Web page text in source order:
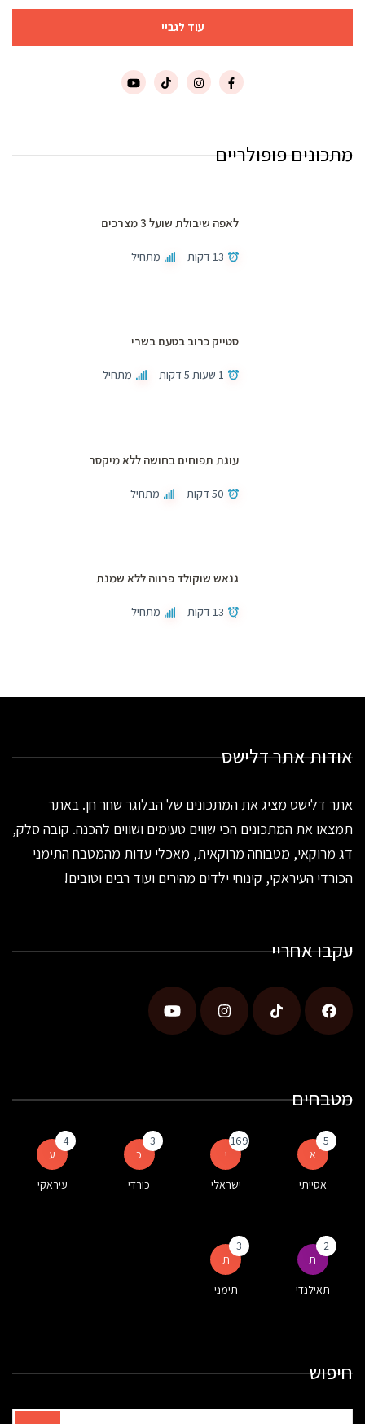
עוד לגביי
מתכונים פופולריים
לאפה שיבולת שועל 3 מצרכים
13 דקות מתחיל
סטייק כרוב בטעם בשרי
1 שעות 5 דקות מתחיל
עוגת תפוחים בחושה ללא מיקסר
50 דקות מתחיל
גנאש שוקולד פרווה ללא שמנת
13 דקות מתחיל
אודות אתר דלישס
אתר דלישס מציג את המתכונים של הבלוגר שחר חן. באתר
תמצאו את המתכונים הכי שווים טעימים ושווים להכנה. קובה סלק,
דג מרוקאי, מטבוחה מרוקאית, מאכלי עדות מהמטבח התימני
הכורדי העיראקי, קינוחי ילדים מהירים ועוד רבים וטובים!
עקבו אחריי
מטבחים
א
5
אסייתי
י
169
ישראלי
כ
3
כורדי
ע
4
עיראקי
ת
2
תאילנדי
ת
3
תימני
חיפוש